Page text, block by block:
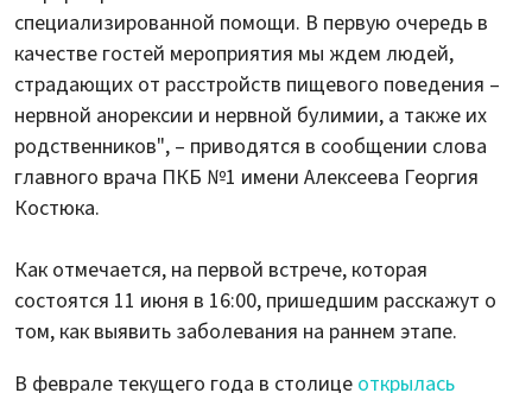
специализированной помощи. В первую очередь в
качестве гостей мероприятия мы ждем людей,
страдающих от расстройств пищевого поведения –
нервной анорексии и нервной булимии, а также их
родственников", – приводятся в сообщении слова
главного врача ПКБ №1 имени Алексеева Георгия
Костюка.
Как отмечается, на первой встрече, которая
состоятся 11 июня в 16:00, пришедшим расскажут о
том, как выявить заболевания на раннем этапе.
В феврале текущего года в столице открылась